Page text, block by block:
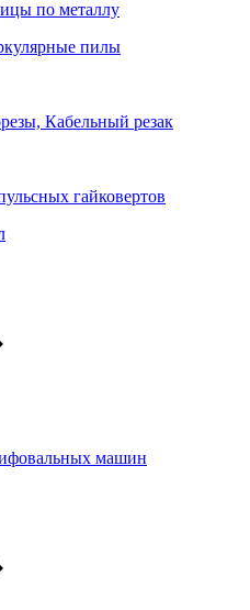
по металлу
пилы
Кабельный резак
гайковертов
машин